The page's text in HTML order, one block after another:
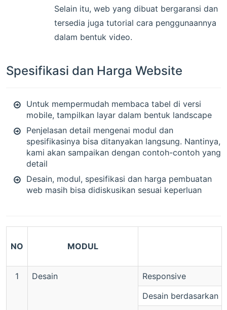
Selain itu, web yang dibuat bergaransi dan
tersedia juga tutorial cara penggunaannya
dalam bentuk video.
Spesifikasi dan Harga Website
Untuk mempermudah membaca tabel di versi
mobile, tampilkan layar dalam bentuk landscape
Penjelasan detail mengenai modul dan
spesifikasinya bisa ditanyakan langsung. Nantinya,
kami akan sampaikan dengan contoh-contoh yang
detail
Desain, modul, spesifikasi dan harga pembuatan
web masih bisa didiskusikan sesuai keperluan
NO MODUL
1 Desain
Responsive
Desain berdasarkan